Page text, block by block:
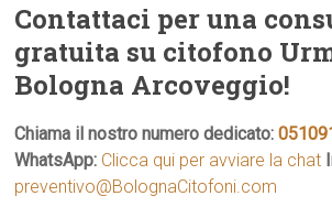
Contattaci per una
gratuita su citofono
Bologna Arcoveggio!
Chiama il nostro numero dedicato:
WhatsApp: Clicca qui per avviare la chat
preventivo@BolognaCitofoni.com